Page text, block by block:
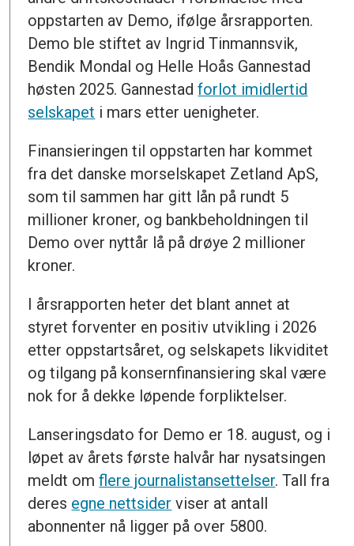
oppstarten av Demo, ifølge årsrapporten.
Demo ble stiftet av Ingrid Tinmannsvik,
Bendik Mondal og Helle Hoås Gannestad
høsten 2025. Gannestadforlot imidlertid
selskapet i mars etter uenigheter.
Finansieringen til oppstarten har kommet
fra det danske morselskapet Zetland ApS,
som til sammen har gitt lån på rundt 5
millioner kroner, og bankbeholdningen til
Demo over nyttår lå på drøye 2 millioner
kroner.
I årsrapporten heter det blant annet at
styret forventer en positiv utvikling i 2026
etter oppstartsåret, og selskapets likviditet
og tilgang på konsernfinansiering skal være
nok for å dekke løpende forpliktelser.
Lanseringsdato for Demo er 18. august, og i
løpet av årets første halvår har nysatsingen
meldt omflere journalistansettelser. Tall fra
deres egne nettsider viser at antall
abonnenter nå ligger på over 5800.